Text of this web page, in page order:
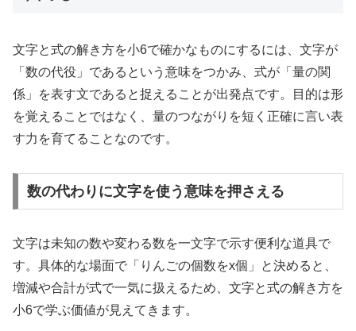
文字と式の解き方を小6で確かなものにするには、文字が
「数の代役」であるという意味をつかみ、式が「量の関
係」を表す文であると捉えることが出発点です。目的は形
を覚えることではなく、量のつながりを短く正確に言い表
す力を育てることなのです。
数の代わりに文字を使う意味を押さえる
文字は未知の数や変わる数を一文字で示す便利な道具で
す。具体的な場面で「りんごの個数をx個」と決めると、
増減や合計が式で一気に扱えるため、文字と式の解き方を
小6で学ぶ価値が見えてきます。